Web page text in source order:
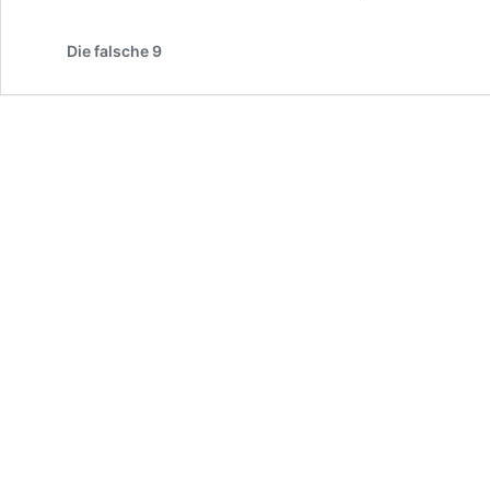
Die falsche 9